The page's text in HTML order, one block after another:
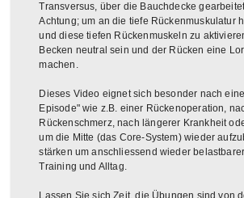
Transversus, über die Bauchdecke
Achtung; um an die tiefe Rückenmuskulatur
und diese tiefen Rückenmuskeln zu
Becken neutral sein und der Rücken eine
machen.
Dieses Video eignet sich besonder nach
Episode" wie z.B. einer Rückenoperation,
Rückenschmerz, nach längerer Krankheit
um die Mitte (das Core-System) wieder
stärken um anschliessend wieder
Training und Alltag.
Lassen Sie sich Zeit, die Übungen sind von